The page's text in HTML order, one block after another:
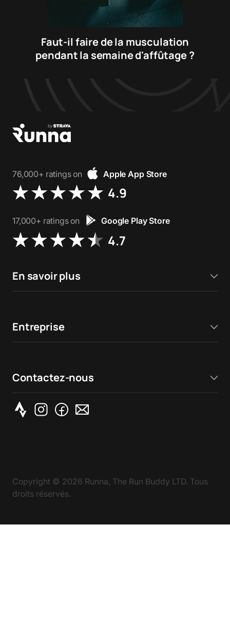
Faut-il faire de la musculation
pendant la semaine d'affûtage ?
76,000+ ratings on Apple App Store
4.9
17,000+ ratings on Google Play Store
4.7
En savoir plus
Entreprise
Contactez-nous
Copyright © 2026 Runna, The Run Buddy LTD. Tous
droits réservés.